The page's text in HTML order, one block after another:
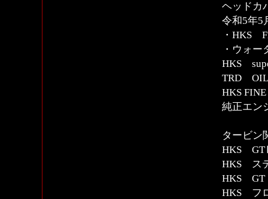
ヘッドカ
令和5年
・HKS
・ウォー
HKS
TRD OIL
HKS
純正エン
タービン
HKS
HKS ス
HKS
HKS フ